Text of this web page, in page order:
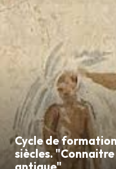
Cycle de
siècles.